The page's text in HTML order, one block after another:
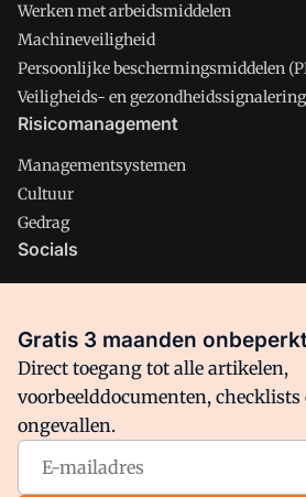
Werken met arbeidsmiddelen
Machineveiligheid
Persoonlijke beschermingsmiddelen
Veiligheids- en gezondheidssignalering
Risicomanagement
Managementsystemen
Cultuur
Gedrag
Socials
Facebook
Arbo is onderdeel van VMN media.
VMN media voor staat. Op gebruik van
Gratis 3 maanden
Direct toegang tot alle artikelen,
voorbeelddocumenten, checklists
ongevallen.